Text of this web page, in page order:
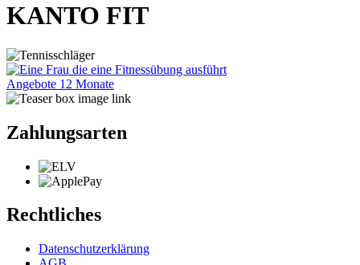
KANTO FIT
Angebote 12 Monate
Zahlungsarten
Rechtliches
Datenschutzerklärung